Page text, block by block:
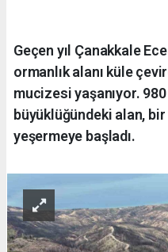
Geçen yıl Çanakkale
ormanlık alanı küle
mucizesi yaşanıyor.
büyüklüğündeki alan,
yeşermeye başladı.